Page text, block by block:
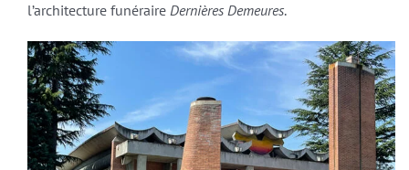
l’architecture funéraire Dernières Demeures.